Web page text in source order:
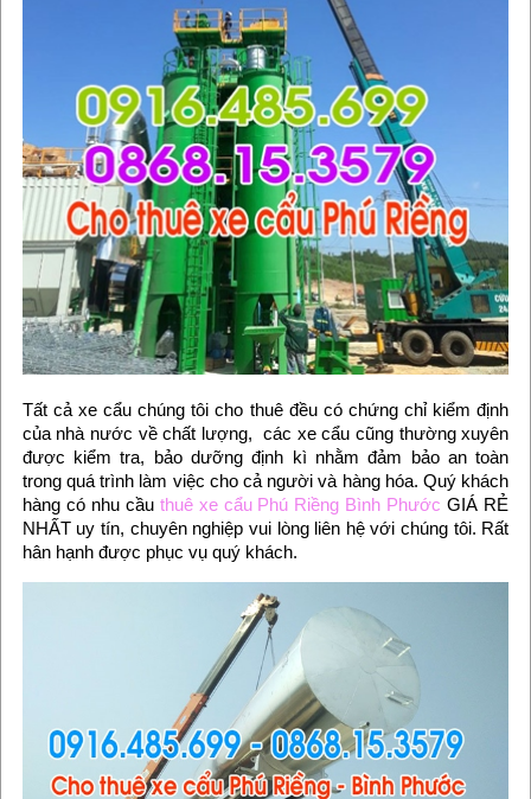
Tất cả xe cẩu chúng tôi cho thuê đều có chứng chỉ kiểm định
của nhà nước về chất lượng, các xe cẩu cũng thường xuyên
được kiểm tra, bảo dưỡng định kì nhằm đảm bảo an toàn
trong quá trình làm việc cho cả người và hàng hóa. Quý khách
hàng có nhu cầu thuê xe cẩu Phú Riềng Bình Phước GIÁ RẺ
NHẤT uy tín, chuyên nghiệp vui lòng liên hệ với chúng tôi. Rất
hân hạnh được phục vụ quý khách.